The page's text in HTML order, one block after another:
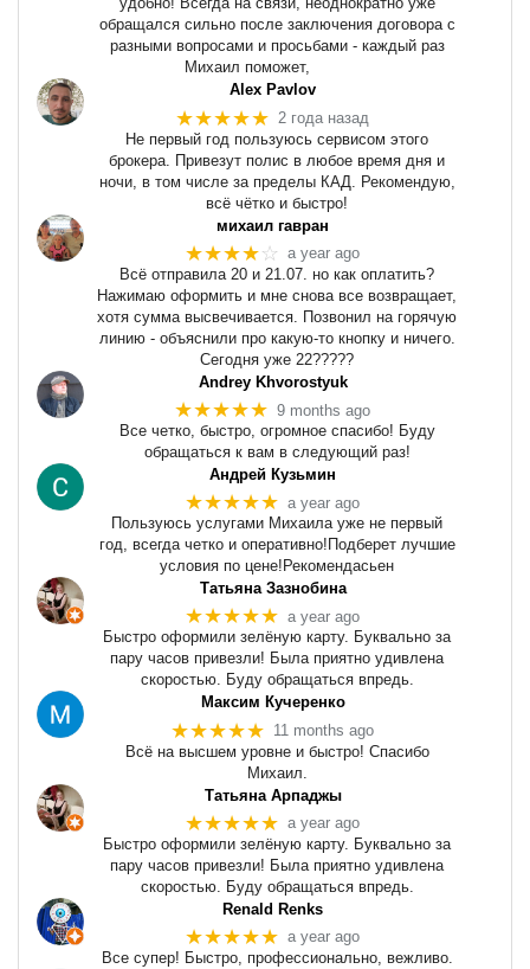
обращался сильно после заключения договора с
разными вопросами и просьбами - каждый раз
Михаил поможет,
Alex Pavlov
★★★★★ 2 года назад
Не первый год пользуюсь сервисом этого
брокера. Привезут полис в любое время дня и
ночи, в том числе за пределы КАД. Рекомендую,
всё чётко и быстро!
михаил гавран
★★★★☆ a year ago
Всё отправила 20 и 21.07. но как оплатить?
Нажимаю оформить и мне снова все возвращает,
хотя сумма высвечивается. Позвонил на горячую
линию - объяснили про какую-то кнопку и ничего.
Сегодня уже 22?????
Andrey Khvorostyuk
★★★★★ 9 months ago
Все четко, быстро, огромное спасибо! Буду
обращаться к вам в следующий раз!
Андрей Кузьмин
★★★★★ a year ago
Пользуюсь услугами Михаила уже не первый
год, всегда четко и оперативно!Подберет лучшие
условия по цене!Рекомендасьен
Татьяна Зазнобина
★★★★★ a year ago
Быстро оформили зелёную карту. Буквально за
пару часов привезли! Была приятно удивлена
скоростью. Буду обращаться впредь.
Максим Кучеренко
★★★★★ 11 months ago
Всё на высшем уровне и быстро! Спасибо
Михаил.
Татьяна Арпаджы
★★★★★ a year ago
Быстро оформили зелёную карту. Буквально за
пару часов привезли! Была приятно удивлена
скоростью. Буду обращаться впредь.
Renald Renks
★★★★★ a year ago
Все супер! Быстро, профессионально, вежливо.